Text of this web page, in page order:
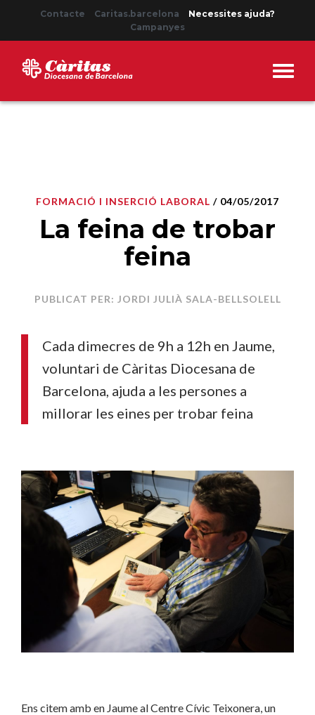
Contacte Caritas.barcelona
Necessites ajuda?
Campanyes
FORMACIÓ I INSERCIÓ LABORAL / 04/05/2017
La feina de trobar
feina
PUBLICAT PER: JORDI JULIÀ SALA-BELLSOLELL
Cada dimecres de 9h a 12h en Jaume,
voluntari de Càritas Diocesana de
Barcelona, ajuda a les persones a
millorar les eines per trobar feina
Ens citem amb en Jaume al Centre Cívic Teixonera, un